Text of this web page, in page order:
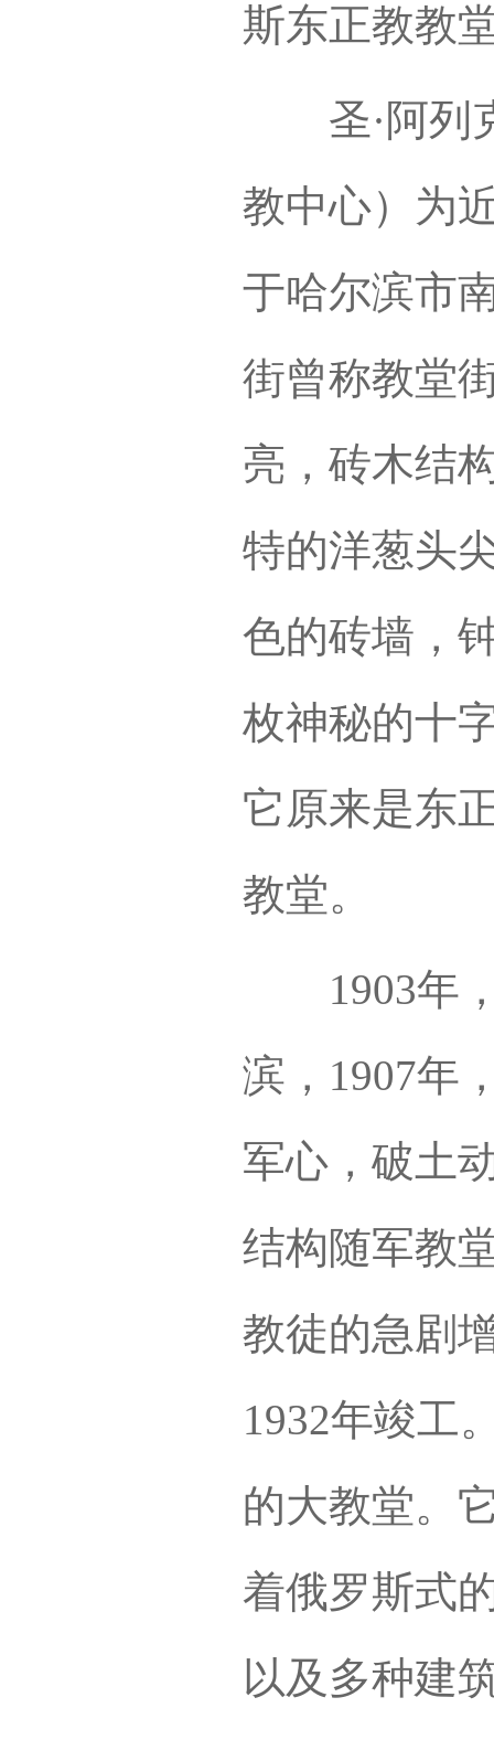
斯东正教教
圣·阿列
教中心）为
于哈尔滨市
街曾称教堂
亮，砖木结
特的洋葱头
色的砖墙，
枚神秘的十
它原来是东
教堂。
1903年，
滨，1907年
军心，破土
结构随军教
教徒的急剧
1932年竣工
的大教堂。
着俄罗斯式
以及多种建